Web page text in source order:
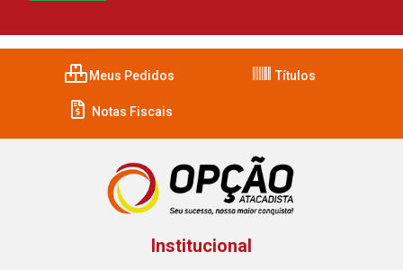
Meus Pedidos Títulos
Notas Fiscais
Institucional